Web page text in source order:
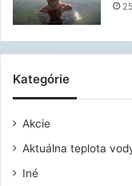
Kategórie
Akcie
Aktuálna teplota
Iné